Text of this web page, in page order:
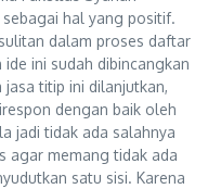
hal yang positif.
dalam proses daftar
ini sudah dibincangkan
jasa titip ini dilanjutkan,
dengan baik oleh
jadi tidak ada salahnya
agar memang tidak ada
satu sisi. Karena